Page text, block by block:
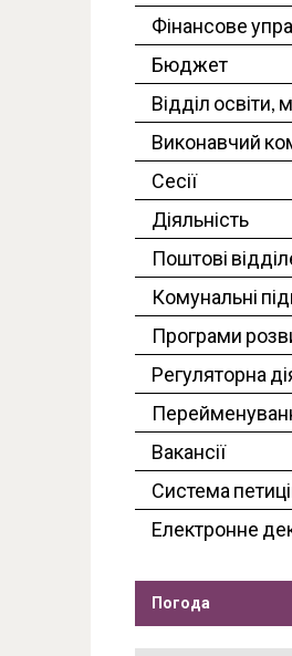
Фінансове
Бюджет
Відділ освіти,
Виконавчий
Сесії
Діяльність
Поштові
Комунальні
Програми
Регуляторна
Вакансії
Система
Електронне
Погода